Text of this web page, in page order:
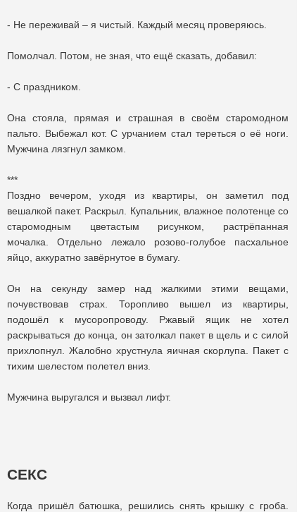
- Не переживай – я чистый. Каждый месяц проверяюсь.
Помолчал. Потом, не зная, что ещё сказать, добавил:
- С праздником.
Она стояла, прямая и страшная в своём старомодном
пальто. Выбежал кот. С урчанием стал тереться о её ноги.
Мужчина лязгнул замком.
***
Поздно вечером, уходя из квартиры, он заметил под
вешалкой пакет. Раскрыл. Купальник, влажное полотенце со
старомодным цветастым рисунком, растрёпанная
мочалка. Отдельно лежало розово-голубое пасхальное
яйцо, аккуратно завёрнутое в бумагу.
Он на секунду замер над жалкими этими вещами,
почувствовав страх. Торопливо вышел из квартиры,
подошёл к мусоропроводу. Ржавый ящик не хотел
раскрываться до конца, он затолкал пакет в щель и с силой
прихлопнул. Жалобно хрустнула яичная скорлупа. Пакет с
тихим шелестом полетел вниз.
Мужчина выругался и вызвал лифт.
СЕКС
Когда пришёл батюшка, решились снять крышку с гроба.